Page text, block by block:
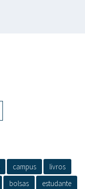
campus
livros
bolsas
estudante